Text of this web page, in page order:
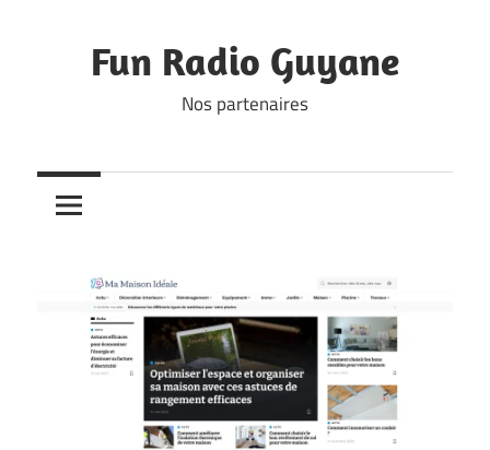
contentFun Radio Guyane
Nos partenaires